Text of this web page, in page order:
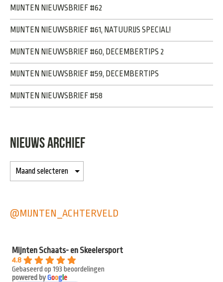
MIJNTEN NIEUWSBRIEF #62
MIJNTEN NIEUWSBRIEF #61, NATUURIJS SPECIAL!
MIJNTEN NIEUWSBRIEF #60, DECEMBERTIPS 2
MIJNTEN NIEUWSBRIEF #59, DECEMBERTIPS
MIJNTEN NIEUWSBRIEF #58
NIEUWS ARCHIEF
@MIJNTEN_ACHTERVELD
Mijnten Schaats- en Skeelersport
4.8
Gebaseerd op 193 beoordelingen
powered byGooge